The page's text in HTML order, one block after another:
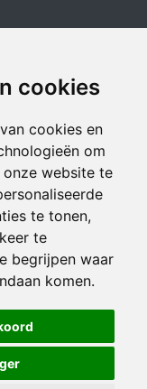
cookies
cookies en
om
website te
te tonen,
te
begrijpen waar
komen.
door FalcoTravel